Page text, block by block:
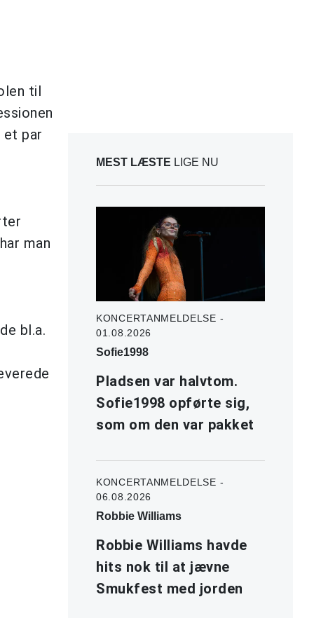
til
et par
man
bl.a.
MEST LÆSTE LIGE NU
KONCERTANMELDELSE -
01.08.2026
Sofie1998
Pladsen var halvtom.
Sofie1998 opførte sig,
som om den var pakket
KONCERTANMELDELSE -
06.08.2026
Robbie Williams
Robbie Williams havde
hits nok til at jævne
Smukfest med jorden